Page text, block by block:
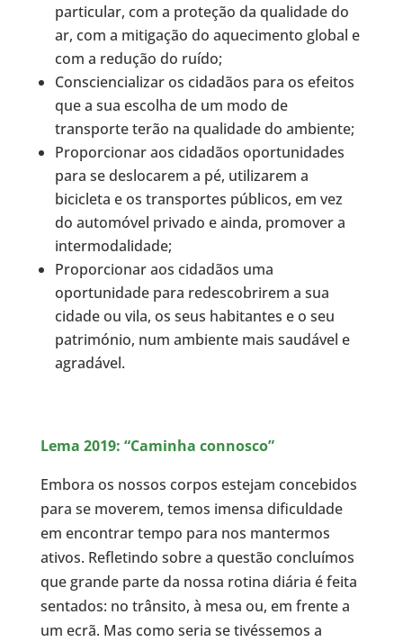
particular, com a proteção da qualidade do
ar, com a mitigação do aquecimento global e
com a redução do ruído;
Consciencializar os cidadãos para os efeitos
que a sua escolha de um modo de
transporte terão na qualidade do ambiente;
Proporcionar aos cidadãos oportunidades
para se deslocarem a pé, utilizarem a
bicicleta e os transportes públicos, em vez
do automóvel privado e ainda, promover a
intermodalidade;
Proporcionar aos cidadãos uma
oportunidade para redescobrirem a sua
cidade ou vila, os seus habitantes e o seu
património, num ambiente mais saudável e
agradável.
Lema 2019: “Caminha connosco”
Embora os nossos corpos estejam concebidos
para se moverem, temos imensa dificuldade
em encontrar tempo para nos mantermos
ativos. Refletindo sobre a questão concluímos
que grande parte da nossa rotina diária é feita
sentados: no trânsito, à mesa ou, em frente a
um ecrã. Mas como seria se tivéssemos a